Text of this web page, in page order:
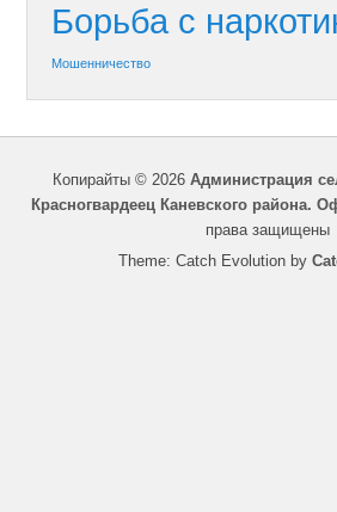
Борьба с
Мошенничество
Копирайты © 2026 Администрация
Красногвардеец Каневского района.
права защищены
Theme: Catch Evolution by